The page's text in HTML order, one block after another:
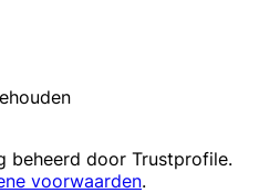
beheerd door Trustprofile.
voorwaarden.